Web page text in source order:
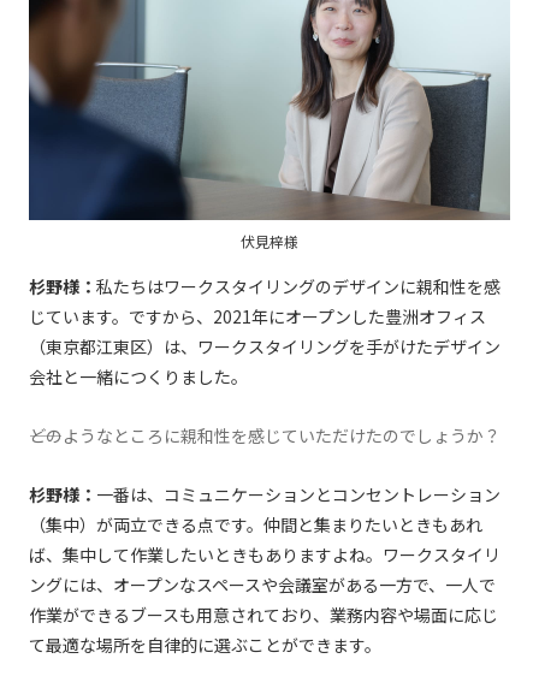
伏⾒梓様
杉野様： 私たちはワークスタイリングのデザインに親和性を感
じています。ですから、2021年にオープンした豊洲オフィス
（東京都江東区）は、ワークスタイリングを⼿がけたデザイン
会社と⼀緒につくりました。
――どのようなところに親和性を感じていただけたのでしょうか？
杉野様： ⼀番は、コミュニケーションとコンセントレーション
（集中）が両⽴できる点です。仲間と集まりたいときもあれ
ば、集中して作業したいときもありますよね。ワークスタイリ
ングには、オープンなスペースや会議室がある⼀⽅で、一人で
作業ができるブースも⽤意されており、業務内容や場⾯に応じ
て最適な場所を⾃律的に選ぶことができます。